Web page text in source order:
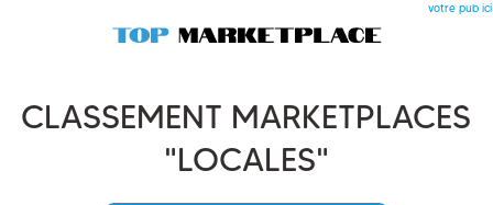
votre pub ici
CLASSEMENT MARKETPLACES
"LOCALES"